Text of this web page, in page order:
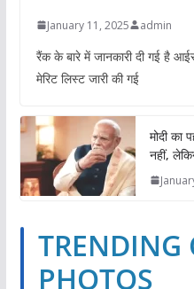
January 11, 2025 admin
रैंक के बारे में जानकारी दी गई है
मेरिट लिस्ट जारी की गई
मोदी का
नहीं,
TRENDING
PHOTOS